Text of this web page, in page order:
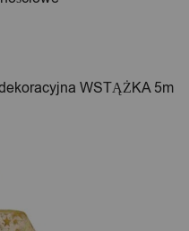
WSTĄŻKA 5m